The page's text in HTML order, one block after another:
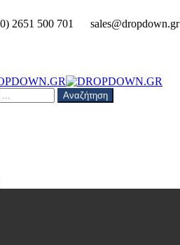
2651 500 701 sales@dropdown.gr
Αναζήτηση